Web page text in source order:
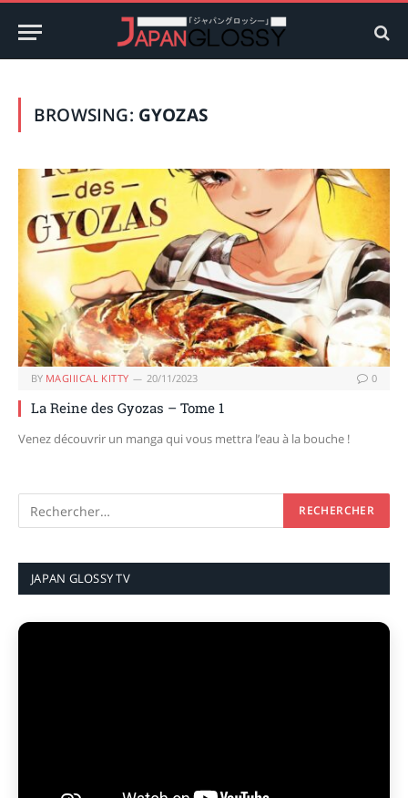
BROWSING: GYOZAS
BY MAGIIICAL KITTY 20/11/2023 0
La Reine des Gyozas – Tome 1
Venez découvrir un manga qui vous mettra l’eau à la bouche !
JAPAN GLOSSY TV